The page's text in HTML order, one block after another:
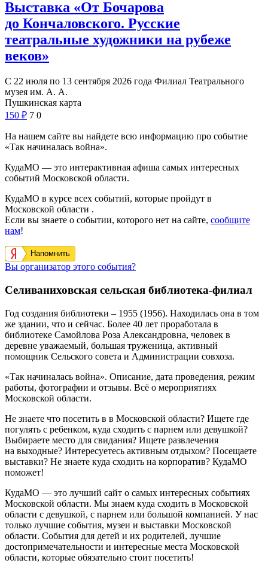
Выставка «От Бочарова
до Кончаловского. Русские
театральные художники на рубеже
веков»
С 22 июля по 13 сентября 2026 года Филиал Театрального
музея им. А. А.
Пушкинская карта
150 ₽ 7 0
На нашем сайте вы найдете всю информацию про событие
«Так начиналась война».
КудаМО — это интерактивная афиша самых интересных
событий Московской области.
КудаМО в курсе всех событий, которые пройдут в
Московской области .
Если вы знаете о событии, которого нет на сайте, сообщите
нам!
Напомнить
Вы организатор этого события?
Селиваниховская сельская библиотека-филиал
Год создания библиотеки – 1955 (1956). Находилась она в том
же здании, что и сейчас. Более 40 лет проработала в
библиотеке Самойлова Роза Александровна, человек в
деревне уважаемый, большая труженица, активный
помощник Сельского совета и Администрации совхоза.
«Так начиналась война». Описание, дата проведения, режим
работы, фотографии и отзывы. Всё о мероприятиях
Московской области.
Не знаете что посетить в в Московской области? Ищете где
погулять с ребенком, куда сходить с парнем или девушкой?
Выбираете место для свидания? Ищете развлечения
на выходные? Интересуетесь активным отдыхом? Посещаете
выставки? Не знаете куда сходить на корпоратив? КудаМО
поможет!
КудаМО — это лучший сайт о самых интересных событиях
Московской области. Мы знаем куда сходить в Московской
области с девушкой, с парнем или большой компанией. У нас
только лучшие события, музеи и выставки Московской
области. События для детей и их родителей, лучшие
достопримечательности и интересные места Московской
области, которые обязательно стоит посетить!